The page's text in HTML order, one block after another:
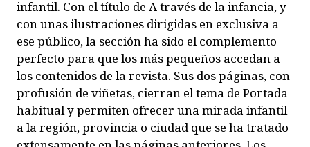
infantil. Con el título de A través de la infancia, y
con unas ilustraciones dirigidas en exclusiva a
ese público, la sección ha sido el complemento
perfecto para que los más pequeños accedan a
los contenidos de la revista. Sus dos páginas, con
profusión de viñetas, cierran el tema de Portada
habitual y permiten ofrecer una mirada infantil
a la región, provincia o ciudad que se ha tratado